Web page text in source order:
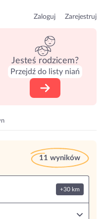
Zaloguj Zarejestruj
Jesteś rodzicem?
Przejdź do listy niań
11 wyników
+30 km